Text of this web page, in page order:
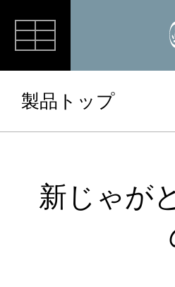
RECIPE
製品トップ
新じゃが